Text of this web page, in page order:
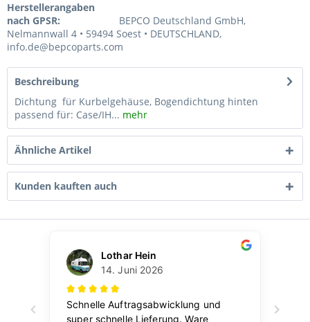
Herstellerangaben
nach GPSR:
BEPCO Deutschland GmbH,
Nelmannwall 4 • 59494 Soest • DEUTSCHLAND,
info.de@bepcoparts.com
Beschreibung
Dichtung für Kurbelgehäuse, Bogendichtung hinten
passend für: Case/IH... mehr
Ähnliche Artikel
Kunden kauften auch